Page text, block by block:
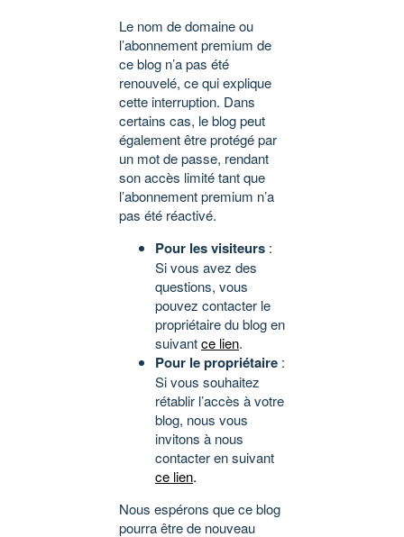
Le nom de domaine ou
l’abonnement premium de
ce blog n’a pas été
renouvelé, ce qui explique
cette interruption. Dans
certains cas, le blog peut
également être protégé par
un mot de passe, rendant
son accès limité tant que
l’abonnement premium n’a
pas été réactivé.
Pour les visiteurs :
Si vous avez des
questions, vous
pouvez contacter le
propriétaire du blog en
suivantce lien.
Pour le propriétaire :
Si vous souhaitez
rétablir l’accès à votre
blog, nous vous
invitons à nous
contacter en suivant
ce lien.
Nous espérons que ce blog
pourra être de nouveau